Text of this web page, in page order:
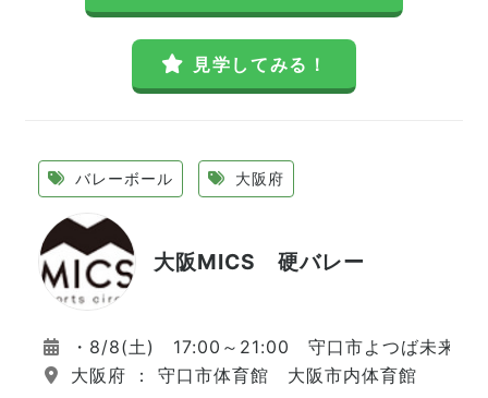
見学してみる！
バレーボール 大阪府
大阪MICS 硬バレー
・8/8(土) 17:00～21:00 守口市よつば未来
大阪府 ： 守口市体育館 大阪市内体育館